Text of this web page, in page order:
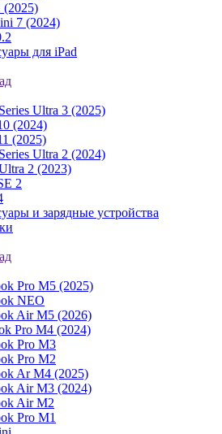
(2025)
7 (2024)
для iPad
Ultra 3 (2025)
(2024)
(2025)
Ultra 2 (2024)
2 (2023)
2
и зарядные устройства
Pro M5 (2025)
NEO
Air M5 (2026)
Pro M4 (2024)
Pro M3
Pro M2
Ar M4 (2025)
Air M3 (2024)
Air M2
Pro M1